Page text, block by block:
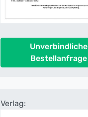
Unverbindliche
Bestellanfrage
Verlag: